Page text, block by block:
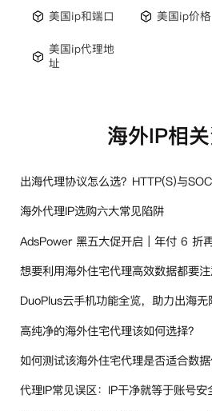
美国ip和端口 美国ip价格
美国ip代理地
址
海外IP相
海外代理IP选购六大常见陷阱
高纯净的海外住宅代理该如何选择？
代理IP常见误区：IP干净就等于账号安